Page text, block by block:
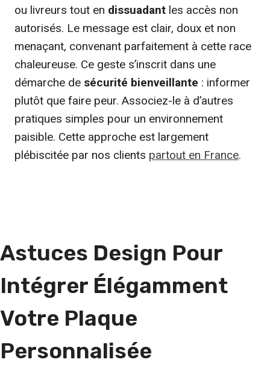
ou livreurs tout en dissuadant les accès non
autorisés. Le message est clair, doux et non
menaçant, convenant parfaitement à cette race
chaleureuse. Ce geste s’inscrit dans une
démarche de sécurité bienveillante : informer
plutôt que faire peur. Associez-le à d’autres
pratiques simples pour un environnement
paisible. Cette approche est largement
plébiscitée par nos clients partout en France.
Astuces Design Pour
Intégrer Élégamment
Votre Plaque
Personnalisée